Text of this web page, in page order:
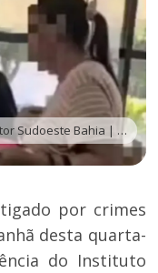
Foto: Leitor Sudoeste Bahia | Via WhatsApp
por crimes
desta quarta-
do Instituto